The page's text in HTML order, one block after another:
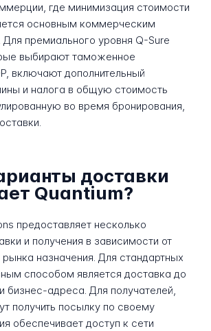
где минимизация стоимости
основным коммерческим
премиального уровня Q-Sure
выбирают таможенное
включают дополнительный
и налога в общую стоимость
во время бронирования,
доставки
Quantium?
предоставляет несколько
и получения в зависимости от
рынка назначения. Для стандартных
способом является доставка до
бизнес-адреса. Для получателей,
получить посылку по своему
обеспечивает доступ к сети